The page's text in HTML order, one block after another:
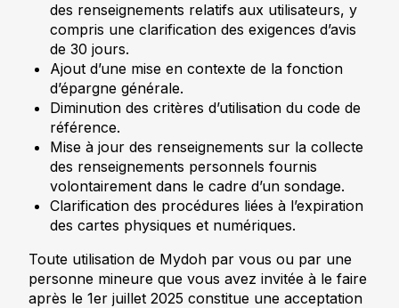
des renseignements relatifs aux utilisateurs, y
compris une clarification des exigences d’avis
de 30 jours.
Ajout d’une mise en contexte de la fonction
d’épargne générale.
Diminution des critères d’utilisation du code de
référence.
Mise à jour des renseignements sur la collecte
des renseignements personnels fournis
volontairement dans le cadre d’un sondage.
Clarification des procédures liées à l’expiration
des cartes physiques et numériques.
Toute utilisation de Mydoh par vous ou par une
personne mineure que vous avez invitée à le faire
après le 1er juillet 2025 constitue une acceptation